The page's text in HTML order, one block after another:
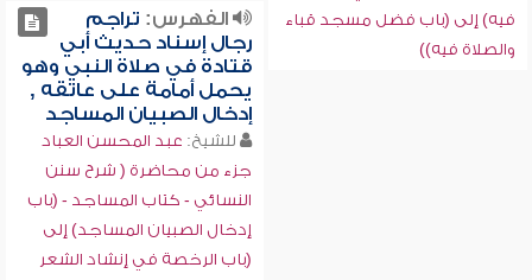
فيه) إلى (باب فضل مسجد قباء
والصلاة فيه))
الفهرس: تراجم
رجال إسناد حديث أبي
قتادة في صلاة النبي وهو
يحمل أمامة على عاتقه ,
إدخال الصبيان المساجد
للشيخ: عبد المحسن العباد
جزء من محاضرة ( شرح سنن
النسائي - كتاب المساجد - (باب
إدخال الصبيان المساجد) إلى
(باب الرخصة في إنشاد الشعر